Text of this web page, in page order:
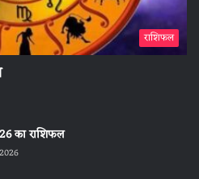
राशिफल
का राशिफल